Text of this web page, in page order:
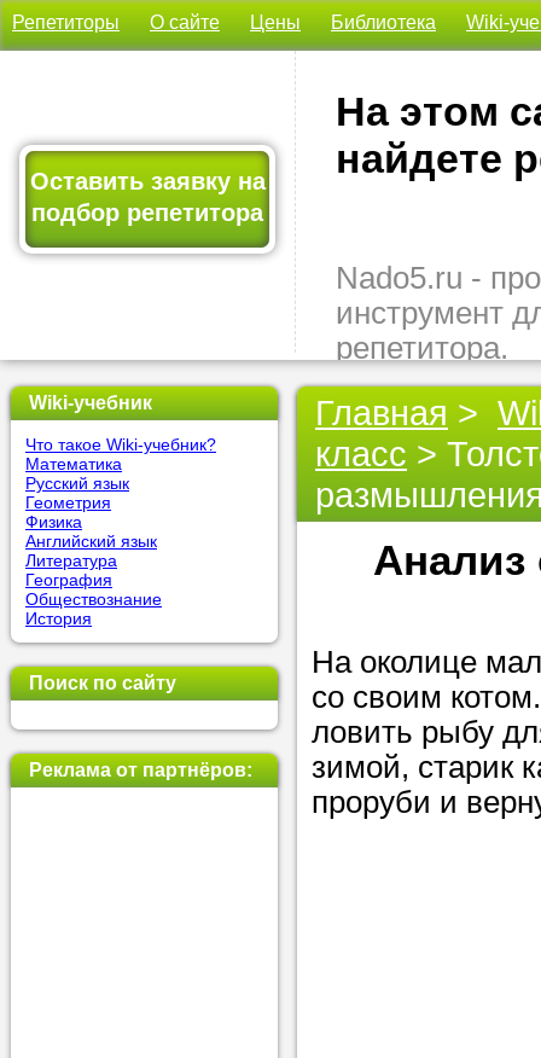
Репетиторы О сайте Цены Библиотека Wiki-
Оставить заявку на
подбор репетитора
На этом
найдете
Nado5.ru -
инструмент
репетитора.
Здесь вы
подходящего
быстро,
бесплатно.
Оставьте
позвоните
Или найдите
нашей базе
используя
Wiki-учебник
Что такое Wiki-учебник?
Математика
Русский язык
Геометрия
Физика
Английский язык
Литература
География
Обществознание
История
Поиск по сайту
Реклама от партнёров:
Главная >
класс >
Анализ
На околице
со своим
ловить рыбу
зимой, старик
проруби и